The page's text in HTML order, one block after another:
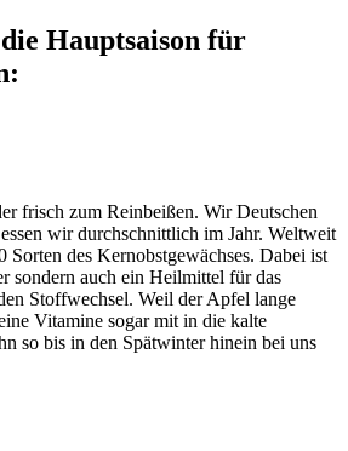
Hauptsaison für
frisch zum Reinbeißen. Wir Deutschen
wir durchschnittlich im Jahr. Weltweit
Sorten des Kernobstgewächses. Dabei ist
sondern auch ein Heilmittel für das
Stoffwechsel. Weil der Apfel lange
Vitamine sogar mit in die kalte
so bis in den Spätwinter hinein bei uns